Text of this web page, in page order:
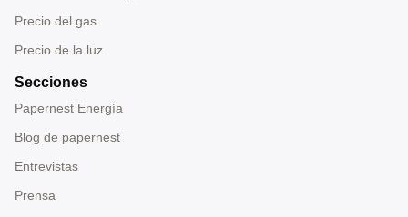
Precio del gas
Precio de la luz
Secciones
Papernest Energía
Blog de papernest
Entrevistas
Prensa